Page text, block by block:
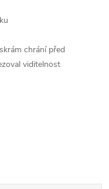
chrání před
viditelnost